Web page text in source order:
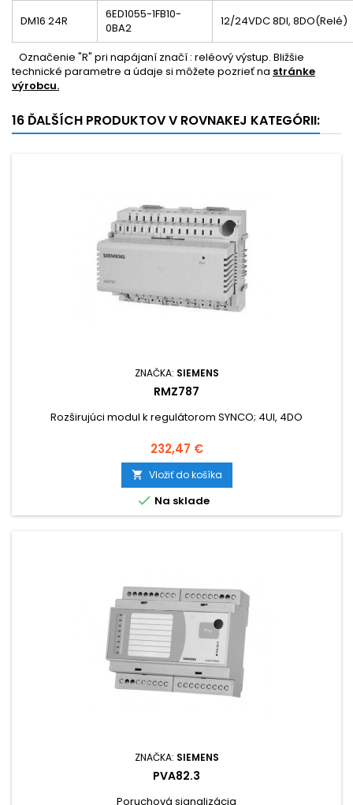
DM16 24R
6ED1055-1FB10-
0BA2
12/24VDC 8DI, 8DO(Relé)
Označenie "R" pri napájaní značí : reléový výstup. Bližšie
technické parametre a údaje si môžete pozrieť na stránke
výrobcu.
16 ĎALŠÍCH PRODUKTOV V ROVNAKEJ KATEGÓRII:
ZNAČKA: SIEMENS
RMZ787
Rozširujúci modul k regulátorom SYNCO; 4UI, 4DO
Cena
232,47 €
 Vložiť do košíka
 Na sklade
ZNAČKA: SIEMENS
PVA82.3
Poruchová signalizácia